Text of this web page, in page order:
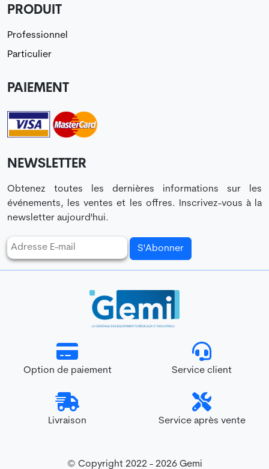
PRODUIT
Professionnel
Particulier
PAIEMENT
NEWSLETTER
Obtenez toutes les dernières informations sur les
événements, les ventes et les offres. Inscrivez-vous à la
newsletter aujourd'hui.
S'Abonner
Option de paiement Service client
Livraison Service après vente
© Copyright 2022 - 2026 Gemi